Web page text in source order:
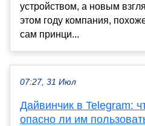
устройством, а новым
этом году компания,
сам принци...
07:27, 31 Июл
Дайвинчик в Telegram:
опасно ли им